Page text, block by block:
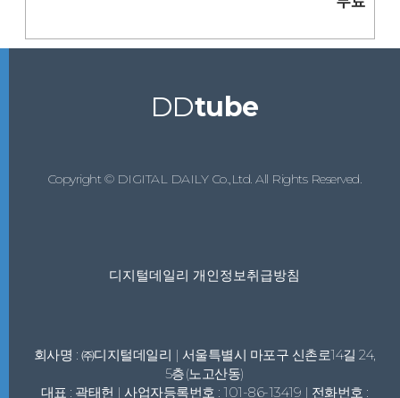
DDtube
Copyright © DIGITAL DAILY Co.,Ltd. All Rights Reserved.
디지털데일리 개인정보취급방침
회사명 : ㈜디지털데일리 | 서울특별시 마포구 신촌로14길 24,
5층(노고산동)
대표 : 곽태헌 | 사업자등록번호 : 101-86-13419 | 전화번호 :